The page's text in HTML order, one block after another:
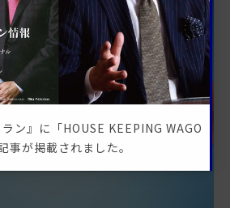
ン』に「HOUSE KEEPING WAGO
事が掲載されました。